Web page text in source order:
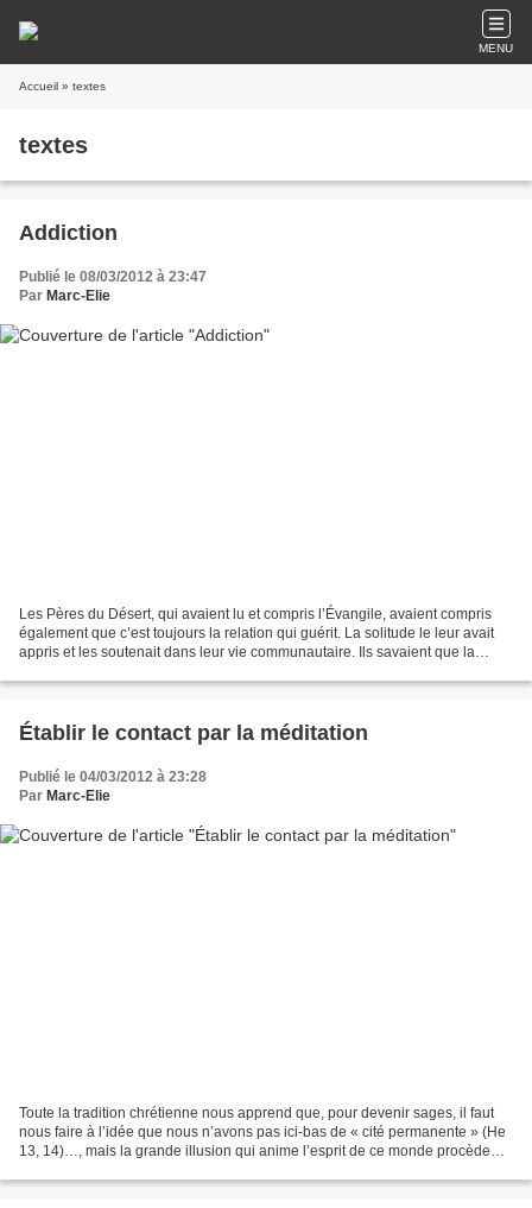
MENU
Accueil » textes
textes
Addiction
Publié le 08/03/2012 à 23:47
Par Marc-Elie
Les Pères du Désert, qui avaient lu et compris l’Évangile, avaient compris
également que c’est toujours la relation qui guérit. La solitude le leur avait
appris et les soutenait dans leur vie communautaire. Ils savaient que la
Établir le contact par la méditation
Publié le 04/03/2012 à 23:28
Par Marc-Elie
Toute la tradition chrétienne nous apprend que, pour devenir sages, il faut
nous faire à l’idée que nous n’avons pas ici-bas de « cité permanente » (He
13, 14)…, mais la grande illusion qui anime l’esprit de ce monde procède